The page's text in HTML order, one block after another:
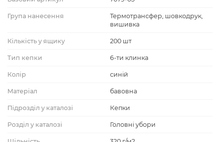
Група нанесення
Термотрансфер, шовкодрук,
вишивка
Кількість у ящику 200 шт
Тип кепки 6-ти клинка
Колір синій
Матеріал бавовна
Підрозділ у каталозі Кепки
Розділ у каталозі Головні убори